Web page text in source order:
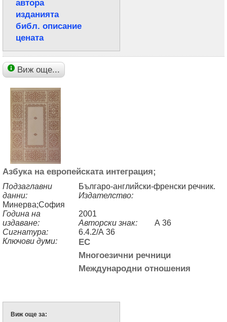
автора
изданията
библ. описание
цената
Виж още...
Азбука на европейската интеграция;
Подзаглавни
данни:
Българо-английски-френски речник.
Издателство:
Минерва;София
Година на
издаване:
2001
Авторски знак:
А 36
Сигнатура:
6.4.2/А 36
Ключови думи:
ЕС
Многоезични речници
Международни отношения
Виж още за: